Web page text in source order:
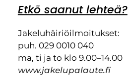
Etkö saanut lehteä?
Jakeluhäiriöilmoitukset:
puh. 029 0010 040
ma, ti ja to klo 9.00–14.00
www.jakelupalaute.fi